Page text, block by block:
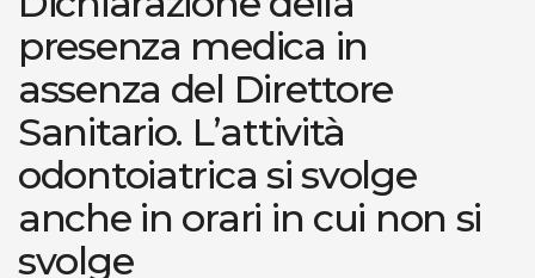
presenza medica in
assenza del Direttore
Sanitario. L’attività
odontoiatrica si svolge
anche in orari in cui non si
svolge